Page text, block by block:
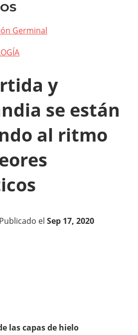
Germinal
y
se están
al ritmo
Publicado el Sep 17, 2020
las capas de hielo